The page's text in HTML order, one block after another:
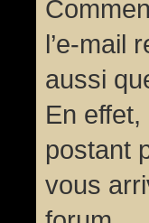
l’e-mail
aussi
En
postant
vous